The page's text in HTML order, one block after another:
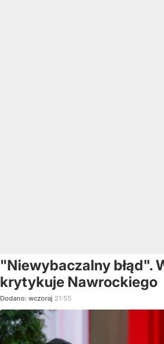
"Niewybaczalny błąd".
krytykuje Nawrockiego
Dodano: wczoraj 21:55